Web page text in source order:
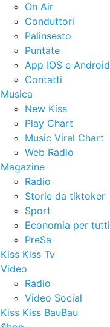
On Air
Conduttori
Palinsesto
Puntate
App IOS e Android
Contatti
Musica
New Kiss
Play Chart
Music Viral Chart
Web Radio
Magazine
Radio
Storie da tiktoker
Sport
Economia per tutti
PreSa
Kiss Kiss Tv
Video
Radio
Video Social
Kiss Kiss BauBau